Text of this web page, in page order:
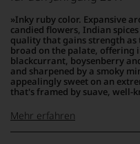
Unter 85 Punkte:
der
Welt,
wie
kaum
ein
anderer.
Das
dokumentieren
95-90 Punkte:
79-70 Punkte:
Frage
war
Robert
Parker
einer
der
einflussreichsten
dessen
Schaffen
Inky ruby color. Expansive
candied flowers, Indian
quality that gains strength as
broad on the palate, offering
blackcurrant, boysenberry
and sharpened by a smoky
appealingly sweet on an
that's framed by suave, well-
Mehr erfahren